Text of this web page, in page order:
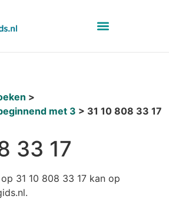
met 3
31 10 808 33 17
33 17
31 10 808 33 17 kan op